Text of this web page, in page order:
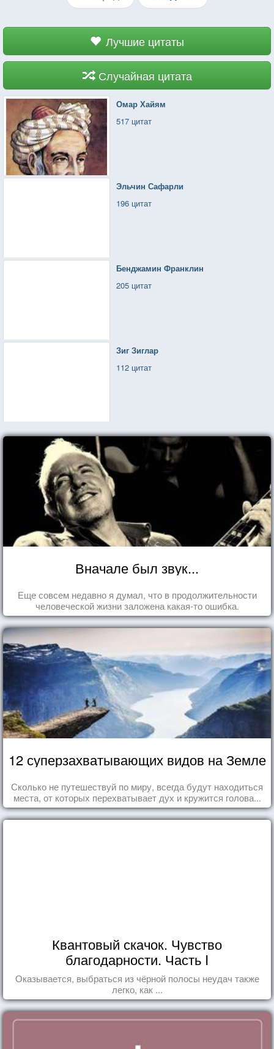
Лучшие цитаты
Случайная цитата
Омар Хайям
517 цитат
Эльчин Сафарли
196 цитат
Бенджамин Франклин
205 цитат
Зиг Зиглар
112 цитат
Вначале был звук...
Еще совсем недавно я думал, что в продолжительности
человеческой жизни заложена какая-то ошибка.
12 суперзахватывающих видов на Земле
Сколько не путешествуй по миру, всегда будут находиться
места, от которых перехватывает дух и кружится голова...
Квантовый скачок. Чувство
благодарности. Часть I
Оказывается, выбраться из чёрной полосы неудач также
легко, как ...